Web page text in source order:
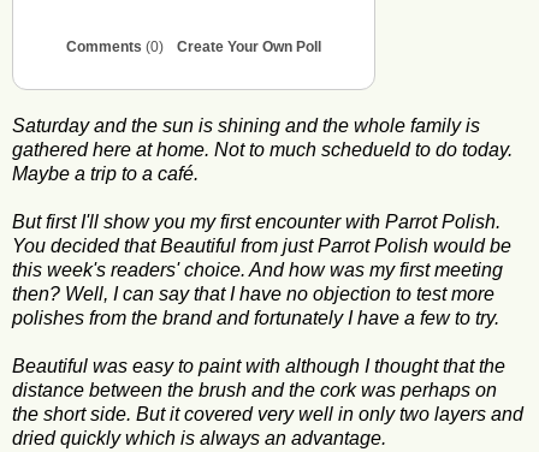
Comments (0) Create Your Own Poll
Saturday and the sun is shining and the whole family is
gathered here at home. Not to much schedueld to do today.
Maybe a trip to a café.
But first I'll show you my first encounter with Parrot Polish.
You decided that Beautiful from just Parrot Polish would be
this week's readers' choice. And how was my first meeting
then? Well, I can say that I have no objection to test more
polishes from the brand and fortunately I have a few to try.
Beautiful was easy to paint with although I thought that the
distance between the brush and the cork was perhaps on
the short side. But it covered very well in only two layers and
dried quickly which is always an advantage.